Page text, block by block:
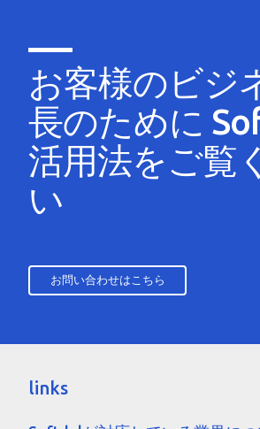
お客様のビジ
長のために
活用法をご覧
い
お問い合わせはこちら
links